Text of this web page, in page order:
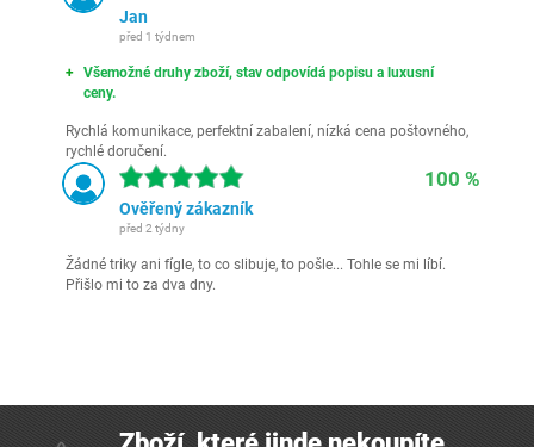
Jan
před 1 týdnem
Všemožné druhy zboží, stav odpovídá popisu a luxusní
ceny.
Rychlá komunikace, perfektní zabalení, nízká cena poštovného,
rychlé doručení.
100 %
Ověřený zákazník
před 2 týdny
Žádné triky ani fígle, to co slibuje, to pošle... Tohle se mi líbí.
Přišlo mi to za dva dny.